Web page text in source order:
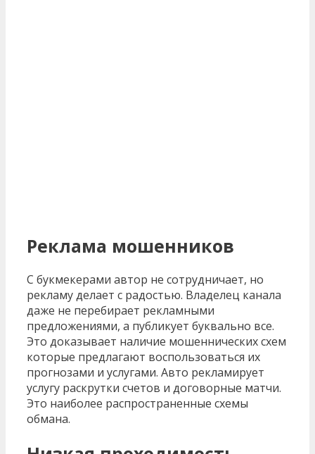
Реклама мошенников
С букмекерами автор не сотрудничает, но
рекламу делает с радостью. Владелец канала
даже не перебирает рекламными
предложениями, а публикует буквально все.
Это доказывает наличие мошеннических схем
которые предлагают воспользоваться их
прогнозами и услугами. Авто рекламирует
услугу раскрутки счетов и договорные матчи.
Это наиболее распространенные схемы
обмана.